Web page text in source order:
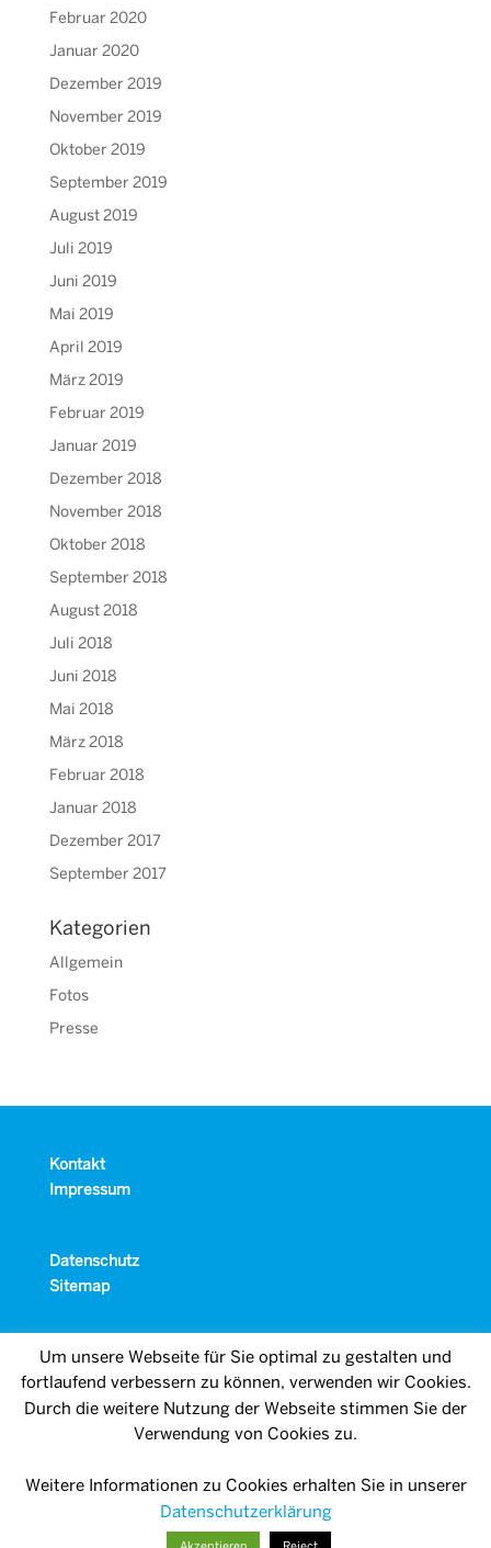
Februar 2020
Januar 2020
Dezember 2019
November 2019
Oktober 2019
September 2019
August 2019
Juli 2019
Juni 2019
Mai 2019
April 2019
März 2019
Februar 2019
Januar 2019
Dezember 2018
November 2018
Oktober 2018
September 2018
August 2018
Juli 2018
Juni 2018
Mai 2018
März 2018
Februar 2018
Januar 2018
Dezember 2017
September 2017
Kategorien
Allgemein
Fotos
Presse
Kontakt
Impressum
Datenschutz
Sitemap
Um unsere Webseite für Sie optimal zu gestalten und
fortlaufend verbessern zu können, verwenden wir Cookies.
Durch die weitere Nutzung der Webseite stimmen Sie der
Verwendung von Cookies zu.
Weitere Informationen zu Cookies erhalten Sie in unserer
Datenschutzerklärung